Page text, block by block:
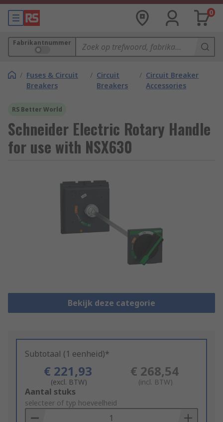
0
Fabrikantnummer
/ Fuses & Circuit
Breakers
/ Circuit
Breakers
/ Circuit Breaker
Accessories
RS Better World
Schneider Electric Rotary Handle
for use with NSX630
Bekijk deze categorie
Subtotaal (1 eenheid)*
€ 221,93
(excl. BTW)
€ 268,54
(incl. BTW)
Add
to
Basket
Aantal stuks
selecteer of typ hoeveelheid